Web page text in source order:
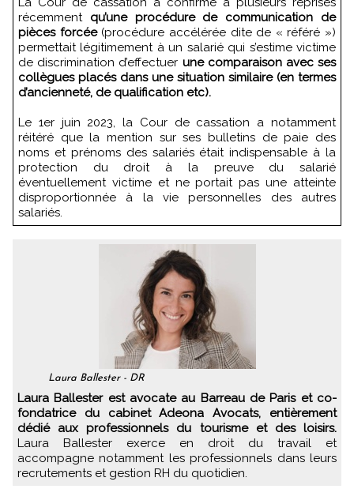
récemment qu’une procédure de communication de
pièces forcée(procédure accélérée dite de « référé »)
permettait légitimement à un salarié qui s’estime victime
de discrimination d’effectuer une comparaison avec ses
collègues placés dans une situation similaire (en termes
d’ancienneté, de qualification etc).
Le 1er juin 2023, la Cour de cassation a notamment
réitéré que la mention sur ses bulletins de paie des
noms et prénoms des salariés était indispensable à la
protection du droit à la preuve du salarié
éventuellement victime et ne portait pas une atteinte
disproportionnée à la vie personnelles des autres
salariés.
Laura Ballester - DR
Laura Ballester est avocate au Barreau de Paris et co-
fondatrice du cabinet Adeona Avocats, entièrement
dédié aux professionnels du tourisme et des loisirs.
Laura Ballester exerce en droit du travail et
accompagne notamment les professionnels dans leurs
recrutements et gestion RH du quotidien.